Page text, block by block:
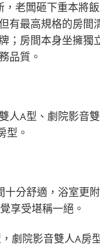
老闆砸下重本將
有最高規格的房
；房間本身坐擁獨
品質。
人A型、劇院影音
型。
分舒適，浴室更
享受堪稱一絕。
劇院影音雙人A房